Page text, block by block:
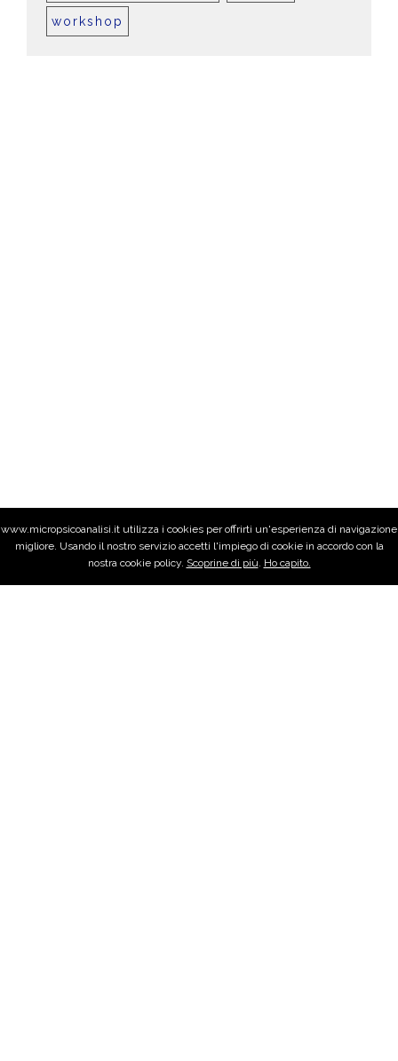
workshop
www.micropsicoanalisi.it utilizza i cookies per offrirti un'esperienza di navigazione
migliore. Usando il nostro servizio accetti l'impiego di cookie in accordo con la
nostra cookie policy. Scoprine di più. Ho capito.